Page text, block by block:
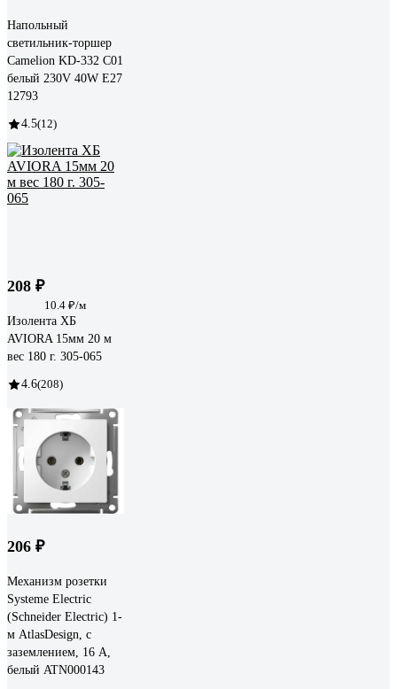
Напольный
светильник-торшер
Camelion KD-332 C01
белый 230V 40W E27
12793
4.5(12)
208 ₽
10.4 ₽/м
Изолента ХБ
AVIORA 15мм 20 м
вес 180 г. 305-065
4.6(208)
206 ₽
Механизм розетки
Systeme Electric
(Schneider Electric) 1-
м AtlasDesign, с
заземлением, 16 А,
белый ATN000143